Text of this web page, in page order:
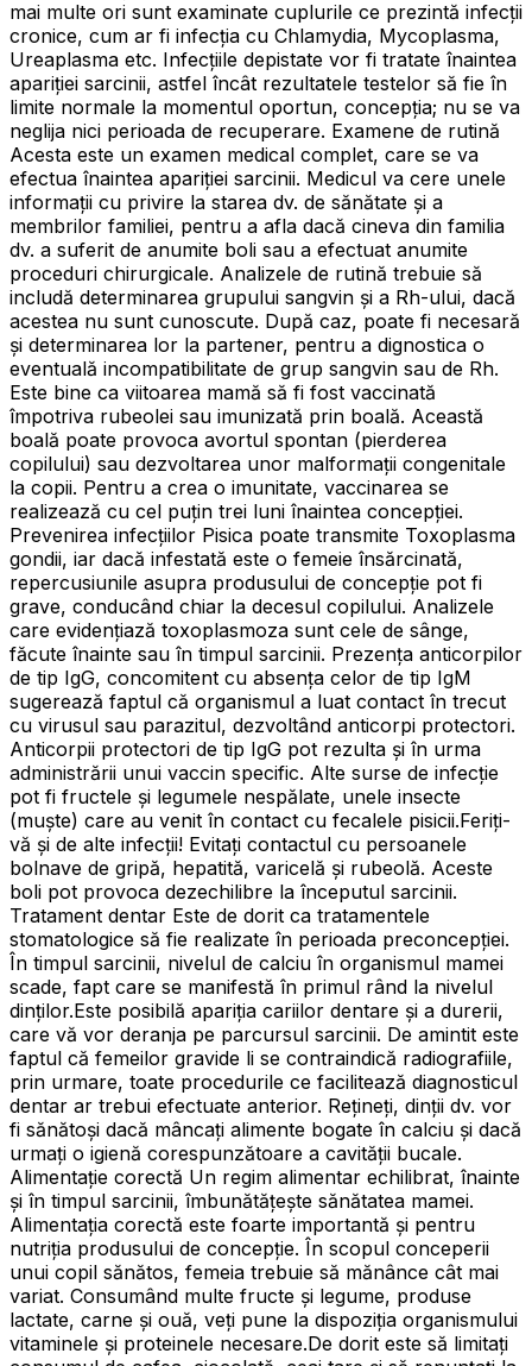
mai multe ori sunt examinate cuplurile ce prezintă infecții
cronice, cum ar fi infecția cu Chlamydia, Mycoplasma,
Ureaplasma etc. Infecțiile depistate vor fi tratate înaintea
apariției sarcinii, astfel încât rezultatele testelor să fie în
limite normale la momentul oportun, concepția; nu se va
neglija nici perioada de recuperare. Examene de rutină
Acesta este un examen medical complet, care se va
efectua înaintea apariției sarcinii. Medicul va cere unele
informaţii cu privire la starea dv. de sănătate şi a
membrilor familiei, pentru a afla dacă cineva din familia
dv. a suferit de anumite boli sau a efectuat anumite
proceduri chirurgicale. Analizele de rutină trebuie să
includă determinarea grupului sangvin și a Rh-ului, dacă
acestea nu sunt cunoscute. După caz, poate fi necesară
și determinarea lor la partener, pentru a dignostica o
eventuală incompatibilitate de grup sangvin sau de Rh.
Este bine ca viitoarea mamă să fi fost vaccinată
împotriva rubeolei sau imunizată prin boală. Această
boală poate provoca avortul spontan (pierderea
copilului) sau dezvoltarea unor malformaţii congenitale
la copii. Pentru a crea o imunitate, vaccinarea se
realizează cu cel puţin trei luni înaintea concepţiei.
Prevenirea infecţiilor Pisica poate transmite Toxoplasma
gondii, iar dacă infestată este o femeie însărcinată,
repercusiunile asupra produsului de concepție pot fi
grave, conducând chiar la decesul copilului. Analizele
care evidențiază toxoplasmoza sunt cele de sânge,
făcute înainte sau în timpul sarcinii. Prezența anticorpilor
de tip IgG, concomitent cu absența celor de tip IgM
sugerează faptul că organismul a luat contact în trecut
cu virusul sau parazitul, dezvoltând anticorpi protectori.
Anticorpii protectori de tip IgG pot rezulta și în urma
administrării unui vaccin specific. Alte surse de infecţie
pot fi fructele și legumele nespălate, unele insecte
(muşte) care au venit în contact cu fecalele pisicii.Feriți-
vă şi de alte infecţii! Evitaţi contactul cu persoanele
bolnave de gripă, hepatită, varicelă și rubeolă. Aceste
boli pot provoca dezechilibre la începutul sarcinii.
Tratament dentar Este de dorit ca tratamentele
stomatologice să fie realizate în perioada preconcepției.
În timpul sarcinii, nivelul de calciu în organismul mamei
scade, fapt care se manifestă în primul rând la nivelul
dinţilor.Este posibilă apariția cariilor dentare și a durerii,
care vă vor deranja pe parcursul sarcinii. De amintit este
faptul că femeilor gravide li se contraindică radiografiile,
prin urmare, toate procedurile ce facilitează diagnosticul
dentar ar trebui efectuate anterior. Rețineți, dinţii dv. vor
fi sănătoşi dacă mâncaţi alimente bogate în calciu şi dacă
urmaţi o igienă corespunzătoare a cavității bucale.
Alimentație corectă Un regim alimentar echilibrat, înainte
şi în timpul sarcinii, îmbunătăţeşte sănătatea mamei.
Alimentația corectă este foarte importantă și pentru
nutriția produsului de concepție. În scopul conceperii
unui copil sănătos, femeia trebuie să mănânce cât mai
variat. Consumând multe fructe şi legume, produse
lactate, carne şi ouă, veți pune la dispoziţia organismului
vitaminele şi proteinele necesare.De dorit este să limitați